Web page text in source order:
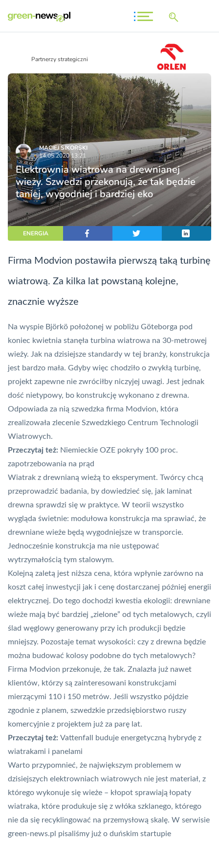
Partnerzy strategiczni
MACIEJ SIKORSKI
14.05.2020 13:21
Elektrownia wiatrowa na drewnianej
wieży. Szwedzi przekonują, że tak będzie
taniej, wygodniej i bardziej eko
ENERGIA
Firma Modvion postawiła pierwszą taką turbinę
wiatrową. Za kilka lat powstaną kolejne,
znacznie wyższe
Na wyspie Björkö położonej w pobliżu Göteborga pod
koniec kwietnia stanęła turbina wiatrowa na 30-metrowej
wieży. Jak na dzisiejsze standardy w tej branży, konstrukcja
jest bardzo mała. Gdyby więc chodziło o zwykłą turbinę,
projekt zapewne nie zwróciłby niczyjej uwagi. Jest jednak
dość nietypowy, bo konstrukcję wykonano z drewna.
Odpowiada za nią szwedzka firma Modvion, która
zrealizowała zlecenie Szwedzkiego Centrum Technologii
Wiatrowych.
Przeczytaj też: Niemieckie OZE pokryły 100 proc.
zapotrzebowania na prąd
Wiatrak z drewnianą wieżą to eksperyment. Twórcy chcą
przeprowadzić badania, by dowiedzieć się, jak laminat
drewna sprawdzi się w praktyce. W teorii wszystko
wygląda świetnie: modułowa konstrukcja ma sprawiać, że
drewniane wieże będą wygodniejsze w transporcie.
Jednocześnie konstrukcja ma nie ustępować
wytrzymałością tym stalowym.
Kolejną zaletą jest niższa cena, która wpłynie zarówno na
koszt całej inwestycji jak i cenę dostarczanej później energii
elektrycznej. Do tego dochodzi kwestia ekologii: drewniane
wieże mają być bardziej „zielone” od tych metalowych, czyli
ślad węglowy generowany przy ich produkcji będzie
mniejszy. Pozostaje temat wysokości: czy z drewna będzie
można budować kolosy podobne do tych metalowych?
Firma Modvion przekonuje, że tak. Znalazła już nawet
klientów, którzy są zainteresowani konstrukcjami
mierzącymi 110 i 150 metrów. Jeśli wszystko pójdzie
zgodnie z planem, szwedzkie przedsiębiorstwo ruszy
komercyjnie z projektem już za parę lat.
Przeczytaj też: Vattenfall buduje energetyczną hybrydę z
wiatrakami i panelami
Warto przypomnieć, że największym problemem w
dzisiejszych elektrowniach wiatrowych nie jest materiał, z
którego wykonuje się wieże – kłopot sprawiają łopaty
wiatraka, które produkuje się z włóka szklanego, którego
nie da się recyklingować na przemysłową skalę. W serwisie
green-news.pl pisaliśmy już o duńskim startupie